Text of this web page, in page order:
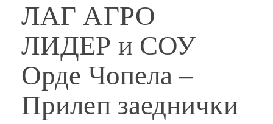
ЛАГ АГРО
ЛИДЕР и СОУ
Орде Чопела –
Прилеп заеднички